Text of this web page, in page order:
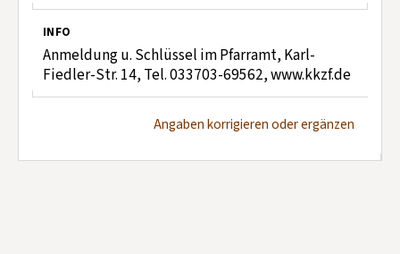
INFO
Anmeldung u. Schlüssel im Pfarramt, Karl-
Fiedler-Str. 14, Tel. 033703-69562, www.kkzf.de
Angaben korrigieren oder ergänzen